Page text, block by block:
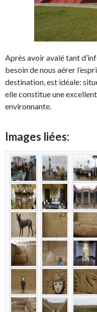
Après avoir avalé tant
besoin de nous aérer
destination, est idéale:
elle constitue une
environnante.
Images liées: